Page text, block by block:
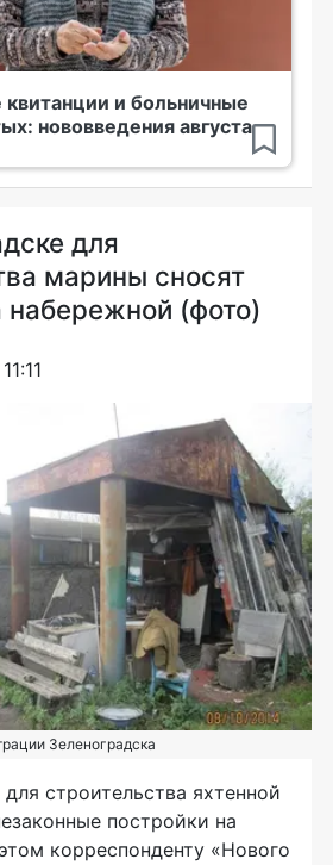
и больничные
нововведения августа
для
марины сносят
набережной (фото)
Зеленоградска
строительства яхтенной
постройки на
корреспонденту «Нового